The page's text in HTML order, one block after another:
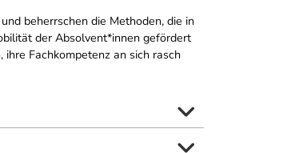
beherrschen die Methoden, die in
der Absolvent*innen gefördert
Fachkompetenz an sich rasch